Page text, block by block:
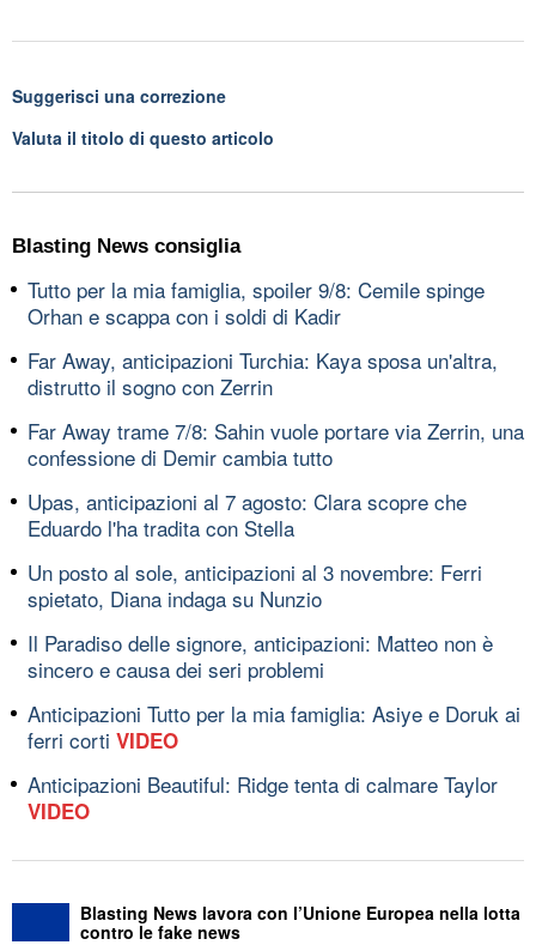
Suggerisci una correzione
Valuta il titolo di questo articolo
Blasting News consiglia
Tutto per la mia famiglia, spoiler 9/8: Cemile spinge
Orhan e scappa con i soldi di Kadir
Far Away, anticipazioni Turchia: Kaya sposa un'altra,
distrutto il sogno con Zerrin
Far Away trame 7/8: Sahin vuole portare via Zerrin, una
confessione di Demir cambia tutto
Upas, anticipazioni al 7 agosto: Clara scopre che
Eduardo l'ha tradita con Stella
Un posto al sole, anticipazioni al 3 novembre: Ferri
spietato, Diana indaga su Nunzio
Il Paradiso delle signore, anticipazioni: Matteo non è
sincero e causa dei seri problemi
Anticipazioni Tutto per la mia famiglia: Asiye e Doruk ai
ferri corti VIDEO
Anticipazioni Beautiful: Ridge tenta di calmare Taylor
VIDEO
Blasting News lavora con l’Unione Europea nella lotta
contro le fake news